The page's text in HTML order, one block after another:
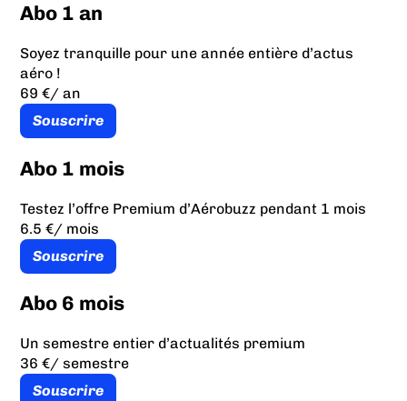
Abo 1 an
Soyez tranquille pour une année entière d’actus
aéro !
69 €/ an
Souscrire
Abo 1 mois
Testez l’offre Premium d’Aérobuzz pendant 1 mois
6.5 €/ mois
Souscrire
Abo 6 mois
Un semestre entier d’actualités premium
36 €/ semestre
Souscrire